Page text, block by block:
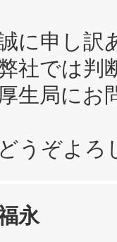
に申し訳
社では判
厚生局にお
どうぞよろ
永